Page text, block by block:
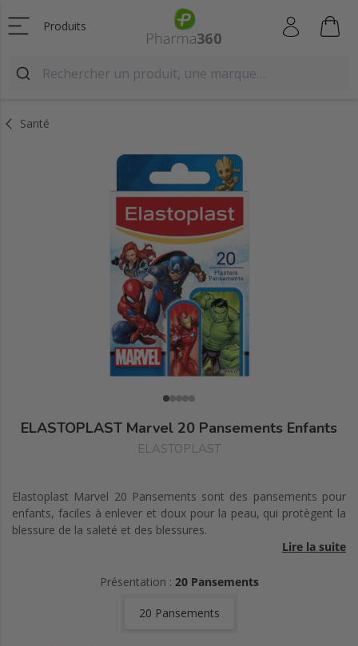
Produits
Santé
ELASTOPLAST Marvel 20 Pansements Enfants
ELASTOPLAST
Elastoplast Marvel 20 Pansements sont des pansements pour
enfants, faciles à enlever et doux pour la peau, qui protègent la
blessure de la saleté et des blessures.
14 pansements de 19 x 55 mm.
Lire la suite
Présentation : 20 Pansements
20 Pansements